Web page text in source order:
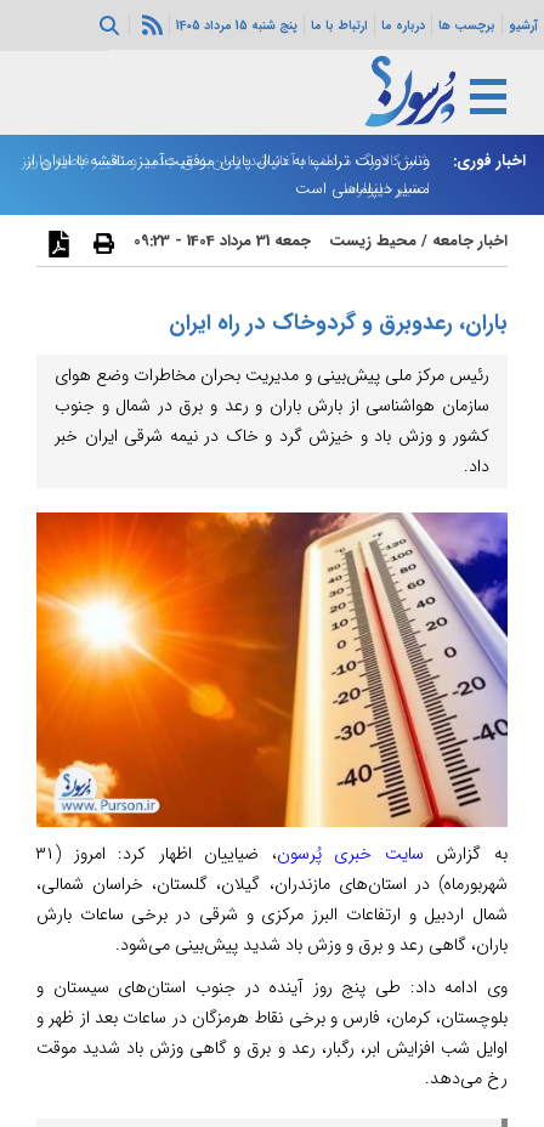
آرشیو برچسب ها درباره ما ارتباط با ما پنج شنبه 15 مرداد 1405
اخبار فوری:
شارژ کالابرگ مردادماه آغاز شد؛ زمان‌بندی جدید و تغییر فاصله واریز
اعتبار خانوارها
ونس: دولت ترامپ به دنبال پایان موفقیت‌آمیز مناقشه با ایران از
مسیر دیپلماسی است
اخبار جامعه /محیط زیست جمعه 31 مرداد 1404 - 09:23
باران، رعدوبرق و گردوخاک در راه ایران
رئیس مرکز ملی پیش‌بینی و مدیریت بحران مخاطرات وضع هوای
سازمان هواشناسی از بارش باران و رعد و برق در شمال و جنوب
کشور و وزش باد و خیزش گرد و خاک در نیمه شرقی ایران خبر
داد.
به گزارش سایت خبری پُرسون
، ضیاییان اظهار کرد: امروز (۳۱
شهربورماه) در استان‌های مازندران، گیلان، گلستان، خراسان شمالی،
شمال اردبیل و ارتفاعات البرز مرکزی و شرقی در برخی ساعات بارش
باران، گاهی رعد و برق و وزش باد شدید پیش‌بینی می‌شود.
وی ادامه داد: طی پنج روز آینده در جنوب استان‌های سیستان و
بلوچستان، کرمان، فارس و برخی نقاط هرمزگان در ساعات بعد از ظهر و
اوایل شب افزایش ابر، رگبار، رعد و برق و گاهی وزش باد شدید موقت
رخ می‌دهد.